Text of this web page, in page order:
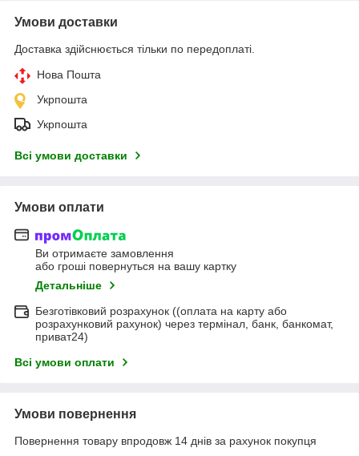
Умови доставки
Доставка здійснюється тільки по передоплаті.
Нова Пошта
Укрпошта
Укрпошта
Всі умови доставки
Умови оплати
Ви отримаєте замовлення
або гроші повернуться на вашу картку
Детальніше
Безготівковий розрахунок ((оплата на карту або
розрахунковий рахунок) через термінал, банк, банкомат,
приват24)
Всі умови оплати
Умови повернення
Повернення товару впродовж 14 днів за рахунок покупця